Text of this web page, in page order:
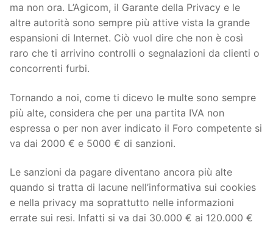
ma non ora. L’Agicom, il Garante della Privacy e le
altre autorità sono sempre più attive vista la grande
espansioni di Internet. Ciò vuol dire che non è così
raro che ti arrivino controlli o segnalazioni da clienti o
concorrenti furbi.
Tornando a noi, come ti dicevo le multe sono sempre
più alte, considera che per una partita IVA non
espressa o per non aver indicato il Foro competente si
va dai 2000 € e 5000 € di sanzioni.
Le sanzioni da pagare diventano ancora più alte
quando si tratta di lacune nell’informativa sui cookies
e nella privacy ma soprattutto nelle informazioni
errate sui resi. Infatti si va dai 30.000 € ai 120.000 €